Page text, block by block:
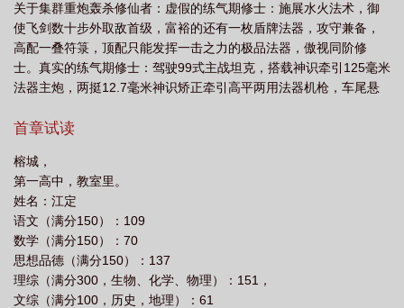
txt 集群重炮轰杀修仙者txt奇书 集群重炮轰杀修仙者免费阅读 集群重炮轰
杀修仙者短剧 集群重炮轰杀修仙者123书网 集群重炮轰杀修仙者免费 集群
重炮轰杀修仙者篱笆好文学 集群重炮轰杀修仙者境界划分 集群重炮轰杀修仙者
完整版 集群重炮轰杀修仙者起点 集群重炮轰杀修仙者TXT 集群重炮轰杀修
修仙者无防盗破解版
版
关于集群重炮轰杀修仙者：虚假的练气期修士：施展水火法术，御
使飞剑数十步外取敌首级，富裕的还有一枚盾牌法器，攻守兼备，
高配一叠符箓，顶配只能发挥一击之力的极品法器，傲视同阶修
士。真实的练气期修士：驾驶99式主战坦克，搭载神识牵引125毫米
法器主炮，两挺12.7毫米神识矫正牵引高平两用法器机枪，车尾悬
敌人轰成灰烬。更真实的元婴修士：空天母舰集群，作战范围万
首章试读
榕城，
第一高中，教室里。
姓名：江定
语文（满分150）：109
数学（满分150）：70
思想品德（满分150）：137
理综（满分300，生物、化学、物理）：151，
文综（满分100，历史，地理）：61